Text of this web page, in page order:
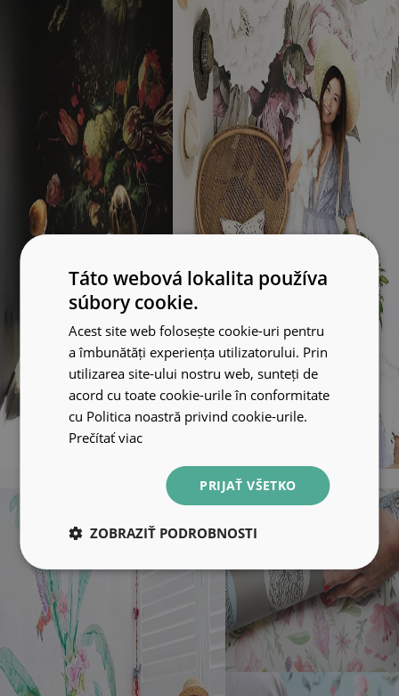
Táto webová lokalita používa
súbory cookie.
Acest site web folosește cookie-uri pentru
a îmbunătăți experiența utilizatorului. Prin
utilizarea site-ului nostru web, sunteți de
acord cu toate cookie-urile în conformitate
cu Politica noastră privind cookie-urile.
Prečítať viac
PRIJAŤ VŠETKO
ZOBRAZIŤ PODROBNOSTI